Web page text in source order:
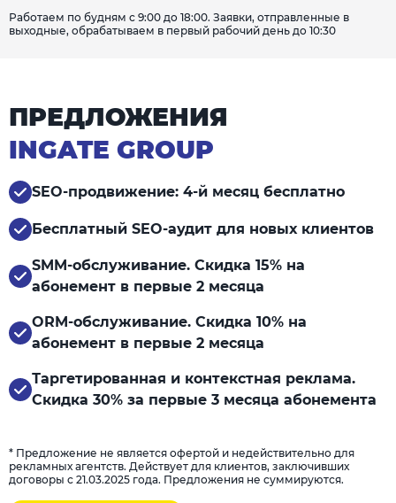
Работаем по будням с 9:00 до 18:00. Заявки, отправленные в
выходные, обрабатываем в первый рабочий день до 10:30
ПРЕДЛОЖЕНИЯ
INGATE GROUP
SEO-продвижение: 4-й месяц бесплатно
Бесплатный SEO-аудит для новых клиентов
SMM-обслуживание. Скидка 15% на
абонемент в первые 2 месяца
ORM-обслуживание. Скидка 10% на
абонемент в первые 2 месяца
Таргетированная и контекстная реклама.
Скидка 30% за первые 3 месяца абонемента
* Предложение не является офертой и недействительно для
рекламных агентств. Действует для клиентов, заключивших
договоры с 21.03.2025 года. Предложения не суммируются.